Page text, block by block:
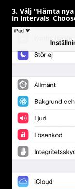
3. Välj "Hämta
in intervals.